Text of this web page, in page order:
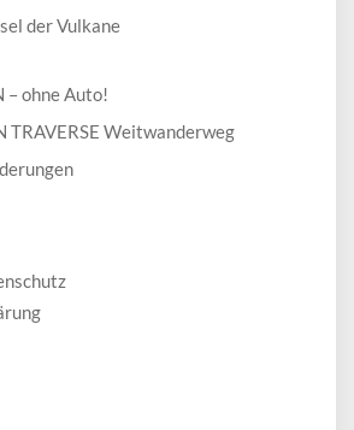
der Vulkane
– ohne Auto!
TRAVERSE Weitwanderweg